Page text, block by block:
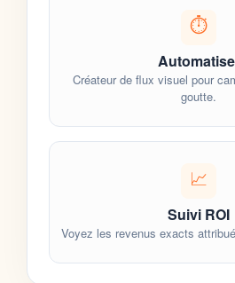
⏱️
Créateur de flux visuel pour
goutte.
📈
Suivi ROI
Voyez les revenus exacts